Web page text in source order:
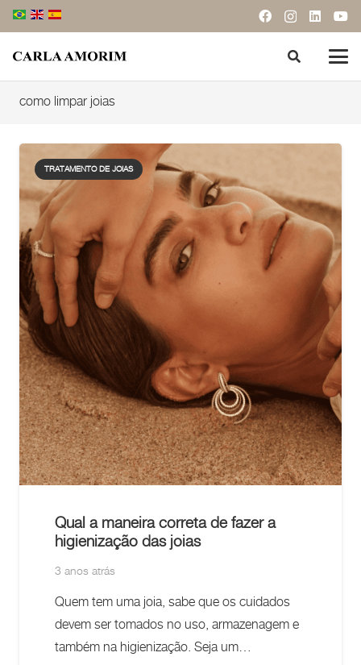
como limpar joias
TRATAMENTO DE JOIAS
Qual a maneira correta de fazer a
higienização das joias
3 anos atrás
Quem tem uma joia, sabe que os cuidados
devem ser tomados no uso, armazenagem e
também na higienização. Seja um…